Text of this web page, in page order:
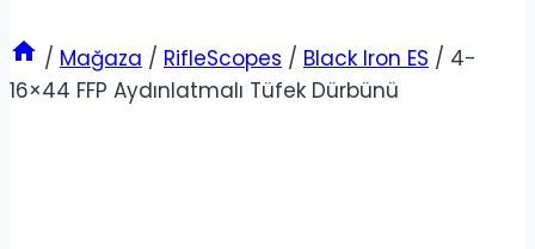
/ Mağaza / RifleScopes / Black Iron ES / 4-
16×44 FFP Aydınlatmalı Tüfek Dürbünü